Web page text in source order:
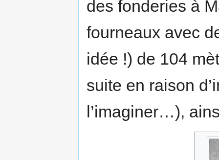
des fonderies à
fourneaux avec
idée !) de 104
suite en raison
l’imaginer…),